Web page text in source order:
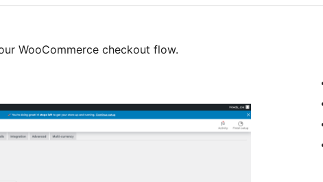
WooCommerce checkout flow.